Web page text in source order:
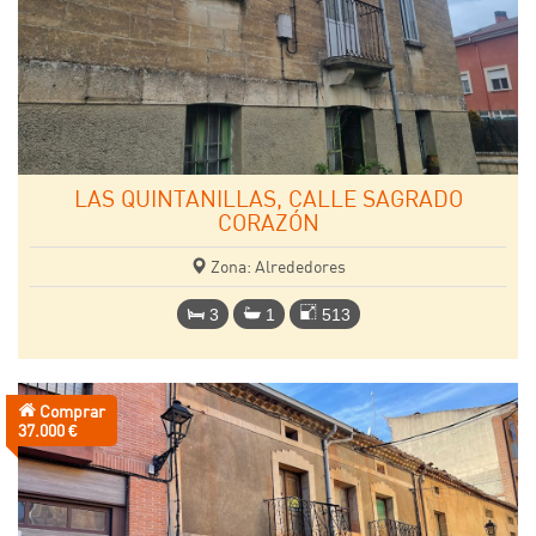
LAS QUINTANILLAS, CALLE SAGRADO
CORAZÓN
Zona: Alrededores
3 1 513
Comprar
Precio:
37.000 €